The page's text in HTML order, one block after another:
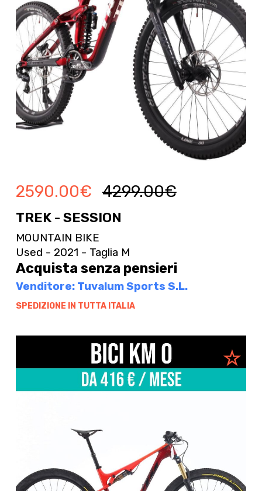
2590.00€ 4299.00€
TREK - SESSION
MOUNTAIN BIKE
Used - 2021 - Taglia M
Acquista senza pensieri
Venditore: Tuvalum Sports S.L.
SPEDIZIONE IN TUTTA ITALIA